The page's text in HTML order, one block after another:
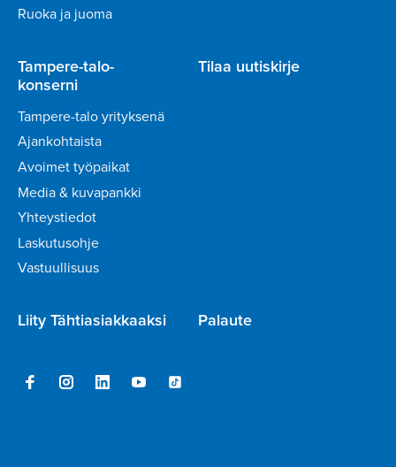
Ruoka ja juoma
Tampere-talo-
konserni
Tampere-talo yrityksenä
Ajankohtaista
Avoimet työpaikat
Media & kuvapankki
Yhteystiedot
Laskutusohje
Vastuullisuus
Tilaa uutiskirje
Liity Tähtiasiakkaaksi Palaute